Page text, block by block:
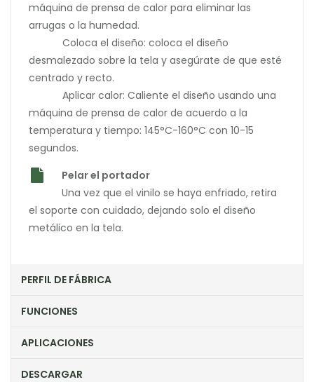
máquina de prensa de calor para eliminar las
arrugas o la humedad.
Coloca el diseño: coloca el diseño
desmalezado sobre la tela y asegúrate de que esté
centrado y recto.
Aplicar calor: Caliente el diseño usando una
máquina de prensa de calor de acuerdo a la
temperatura y tiempo: 145°C-160°C con 10-15
segundos.
Pelar el portador
Una vez que el vinilo se haya enfriado, retira
el soporte con cuidado, dejando solo el diseño
metálico en la tela.
PERFIL DE FÁBRICA
FUNCIONES
APLICACIONES
DESCARGAR